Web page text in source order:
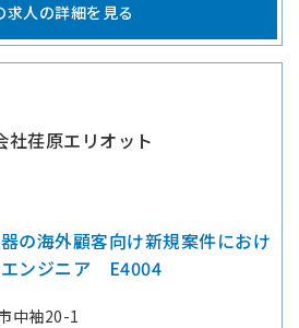
求人の詳細を見る
社荏原エリオット
の海外顧客向け新規案件におけ
エンジニア E4004
中袖20-1